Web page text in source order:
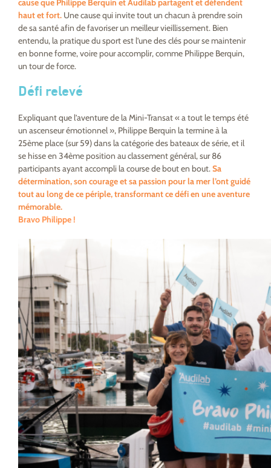
cause que Philippe Berquin et Audilab partagent et défendent
haut et fort. Une cause qui invite tout un chacun à prendre soin
de sa santé afin de favoriser un meilleur vieillissement. Bien
entendu, la pratique du sport est l’une des clés pour se maintenir
en bonne forme, voire pour accomplir, comme Philippe Berquin,
un tour de force.
Défi relevé
Expliquant que l’aventure de la Mini-Transat « a tout le temps été
un ascenseur émotionnel », Philippe Berquin la termine à la
25ème place (sur 59) dans la catégorie des bateaux de série, et il
se hisse en 34ème position au classement général, sur 86
participants ayant accompli la course de bout en bout.Sa
détermination, son courage et sa passion pour la mer l’ont guidé
tout au long de ce périple, transformant ce défi en une aventure
mémorable.
Bravo Philippe !